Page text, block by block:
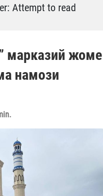
Attempt to read
марказий жоме
намози